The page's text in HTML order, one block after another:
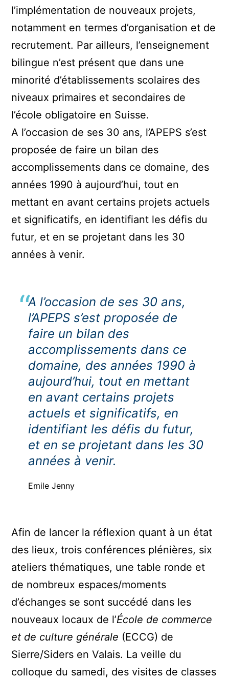
l’implémentation de nouveaux projets,
notamment en termes d’organisation et de
recrutement. Par ailleurs, l’enseignement
bilingue n’est présent que dans une
minorité d’établissements scolaires des
niveaux primaires et secondaires de
l’école obligatoire en Suisse.
A l’occasion de ses 30 ans, l’APEPS s’est
proposée de faire un bilan des
accomplissements dans ce domaine, des
années 1990 à aujourd’hui, tout en
mettant en avant certains projets actuels
et significatifs, en identifiant les défis du
futur, et en se projetant dans les 30
années à venir.
A l’occasion de ses 30 ans,
l’APEPS s’est proposée de
faire un bilan des
accomplissements dans ce
domaine, des années 1990 à
aujourd’hui, tout en mettant
en avant certains projets
actuels et significatifs, en
identifiant les défis du futur,
et en se projetant dans les 30
années à venir.
Emile Jenny
Afin de lancer la réflexion quant à un état
des lieux, trois conférences plénières, six
ateliers thématiques, une table ronde et
de nombreux espaces/moments
d’échanges se sont succédé dans les
nouveaux locaux de l’École de commerce
et de culture générale (ECCG) de
Sierre/Siders en Valais. La veille du
colloque du samedi, des visites de classes